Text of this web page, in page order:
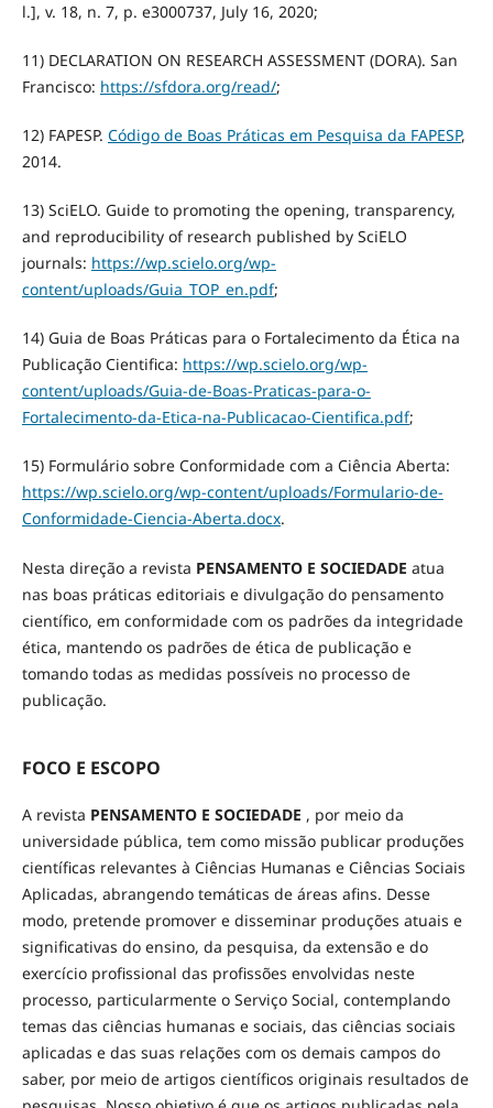
l.], v. 18, n. 7, p. e3000737, July 16, 2020;
11) DECLARATION ON RESEARCH ASSESSMENT (DORA). San
Francisco: https://sfdora.org/read/;
12) FAPESP. Código de Boas Práticas em Pesquisa da FAPESP,
2014.
13) SciELO. Guide to promoting the opening, transparency,
and reproducibility of research published by SciELO
journals: https://wp.scielo.org/wp-
content/uploads/Guia_TOP_en.pdf;
14) Guia de Boas Práticas para o Fortalecimento da Ética na
Publicação Cientifica: https://wp.scielo.org/wp-
content/uploads/Guia-de-Boas-Praticas-para-o-
Fortalecimento-da-Etica-na-Publicacao-Cientifica.pdf;
15) Formulário sobre Conformidade com a Ciência Aberta:
https://wp.scielo.org/wp-content/uploads/Formulario-de-
Conformidade-Ciencia-Aberta.docx.
Nesta direção a revista PENSAMENTO E SOCIEDADE atua
nas boas práticas editoriais e divulgação do pensamento
científico, em conformidade com os padrões da integridade
ética, mantendo os padrões de ética de publicação e
tomando todas as medidas possíveis no processo de
publicação.
FOCO E ESCOPO
A revista PENSAMENTO E SOCIEDADE , por meio da
universidade pública, tem como missão publicar produções
científicas relevantes à Ciências Humanas e Ciências Sociais
Aplicadas, abrangendo temáticas de áreas afins. Desse
modo, pretende promover e disseminar produções atuais e
significativas do ensino, da pesquisa, da extensão e do
exercício profissional das profissões envolvidas neste
processo, particularmente o Serviço Social, contemplando
temas das ciências humanas e sociais, das ciências sociais
aplicadas e das suas relações com os demais campos do
saber, por meio de artigos científicos originais resultados de